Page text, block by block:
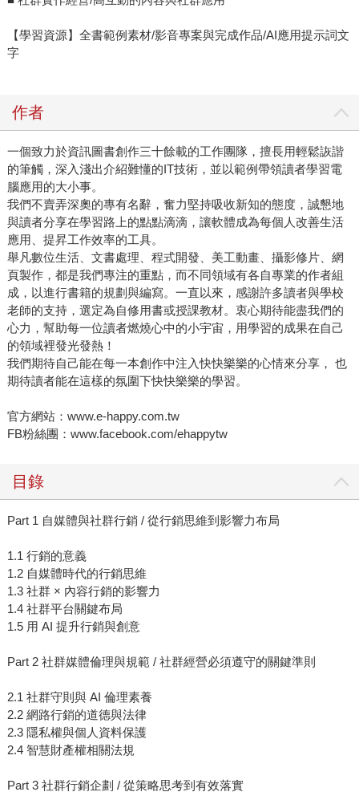
【學習資源】全書範例素材/影音專案與完成作品/AI應用提示詞文
字
作者
一個致力於資訊圖書創作三十餘載的工作團隊，擅長用輕鬆詼諧
的筆觸，深入淺出介紹難懂的IT技術，並以範例帶領讀者學習電
腦應用的大小事。
我們不賣弄深奧的專有名辭，奮力堅持吸收新知的態度，誠懇地
與讀者分享在學習路上的點點滴滴，讓軟體成為每個人改善生活
應用、提昇工作效率的工具。
舉凡數位生活、文書處理、程式開發、美工動畫、攝影修片、網
頁製作，都是我們專注的重點，而不同領域有各自專業的作者組
成，以進行書籍的規劃與編寫。一直以來，感謝許多讀者與學校
老師的支持，選定為自修用書或授課教材。衷心期待能盡我們的
心力，幫助每一位讀者燃燒心中的小宇宙，用學習的成果在自己
的領域裡發光發熱！
我們期待自己能在每一本創作中注入快快樂樂的心情來分享， 也
期待讀者能在這樣的氛圍下快快樂樂的學習。
官方網站：www.e-happy.com.tw
FB粉絲團：www.facebook.com/ehappytw
目錄
Part 1 自媒體與社群行銷 / 從行銷思維到影響力布局
1.1 行銷的意義
1.2 自媒體時代的行銷思維
1.3 社群 × 內容行銷的影響力
1.4 社群平台關鍵布局
1.5 用 AI 提升行銷與創意
Part 2 社群媒體倫理與規範 / 社群經營必須遵守的關鍵準則
2.1 社群守則與 AI 倫理素養
2.2 網路行銷的道德與法律
2.3 隱私權與個人資料保護
2.4 智慧財產權相關法規
Part 3 社群行銷企劃 / 從策略思考到有效落實